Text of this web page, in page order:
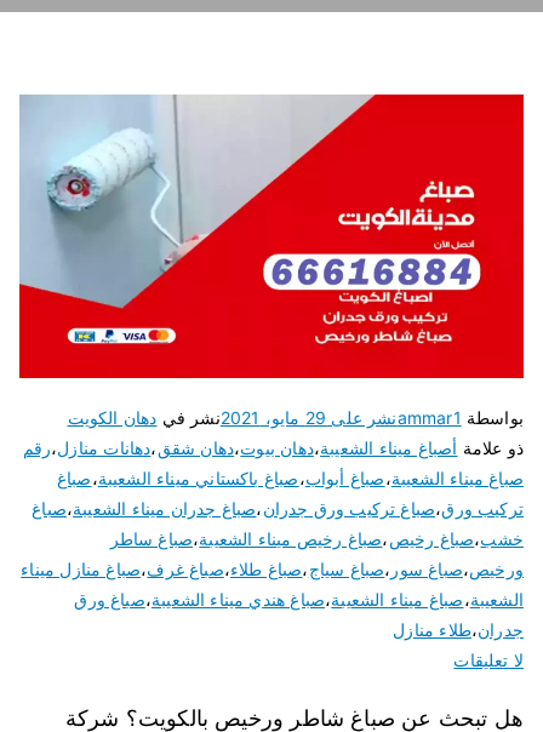
بواسطة ammar1نشر على 29 مايو، 2021 نشر في دهان الكويت
ذو علامة أصباغ ميناء الشعيبة،دهان بيوت،دهان شقق،دهانات منازل،رقم
صباغ ميناء الشعيبة،صباغ أبواب،صباغ باكستاني ميناء الشعيبة،صباغ
تركيب ورق،صباغ تركيب ورق جدران،صباغ جدران ميناء الشعيبة،صباغ
خشب،صباغ رخيص،صباغ رخيص ميناء الشعيبة،صباغ ساطر
ورخيص،صباغ سور ،صباغ سياج،صباغ طلاء،صباغ غرف،صباغ منازل ميناء
الشعيبة،صباغ ميناء الشعيبة،صباغ هندي ميناء الشعيبة،صباغ ورق
جدران،طلاء منازل
لا تعليقات
هل تبحث عن صباغ شاطر ورخيص بالكويت؟ شركة